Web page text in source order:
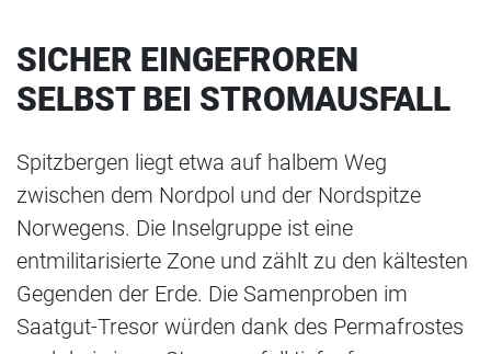
SICHER EINGEFROREN
SELBST BEI STROMAUSFALL
Spitzbergen liegt etwa auf halbem Weg
zwischen dem Nordpol und der Nordspitze
Norwegens. Die Inselgruppe ist eine
entmilitarisierte Zone und zählt zu den kältesten
Gegenden der Erde. Die Samenproben im
Saatgut-Tresor würden dank des Permafrostes